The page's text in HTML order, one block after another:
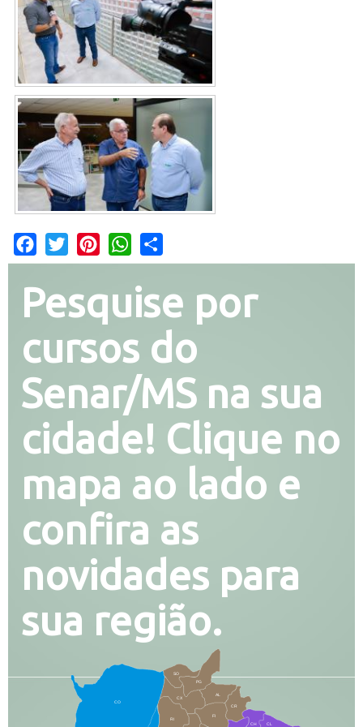
Facebook
Twitter PinterestWhatsApp
Pesquise por
cursos do
Senar/MS na sua
cidade! Clique no
mapa ao lado e
confira as
novidades para
sua região.
CO
CX
RI
AL
CR
FI
CH CL
PG
SO